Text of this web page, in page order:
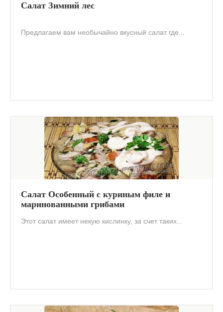
Салат Зимний лес
Предлагаем вам необычайно вкусный салат где...
Салат Особенный с куриным филе и
маринованными грибами
Этот салат имеет некую кислинку, за счет таких...